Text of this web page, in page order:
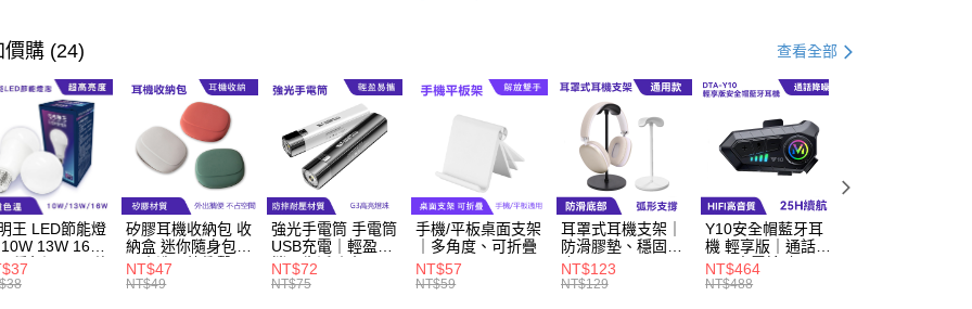
付款後全家取貨
每筆NT$60，滿NT$499(含以上)免運費
萊爾富取貨付款
每筆NT$60，滿NT$598(含以上)免運費
付款後萊爾富取貨
每筆NT$60，滿NT$598(含以上)免運費
價購 (24) 查看全部
王 LED節能燈
13W 16W
種色溫、CP值
矽膠耳機收納包 收
納盒 迷你隨身包｜
可水洗、抗衝擊
NT$47
NT$49
強光手電筒 手電筒
USB充電｜輕盈易
攜、生活防水
NT$72
NT$75
手機/平板桌面支架
｜多角度、可折疊
NT$57
NT$59
耳罩式耳機支架｜
防滑膠墊、穩固底
座
NT$123
NT$129
Y10安全帽藍牙耳
機 輕享版｜通話降
噪、來電接聽
NT$464
NT$488